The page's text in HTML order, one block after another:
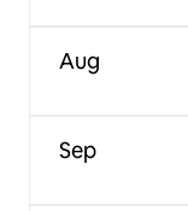
Aug
Sep